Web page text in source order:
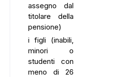
assegno dal
titolare della
pensione)
i figli (inabili,
minori o
studenti con
meno di 26